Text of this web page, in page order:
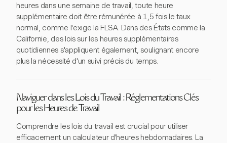
heures dans une semaine de travail, toute heure
supplémentaire doit être rémunérée à 1,5 fois le taux
normal, comme l'exige la FLSA. Dans des États comme la
Californie, des lois sur les heures supplémentaires
quotidiennes s'appliquent également, soulignant encore
plus la nécessité d'un suivi précis du temps.
Naviguer dans les Lois du Travail : Réglementations Clés
pour les Heures de Travail
Comprendre les lois du travail est crucial pour utiliser
efficacement un calculateur d'heures hebdomadaires. La